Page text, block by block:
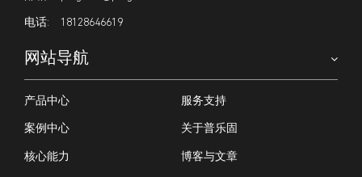
18128646619
网站导航
产品中心 服务支持
案例中心 关于普乐固
核心能力 博客与文章